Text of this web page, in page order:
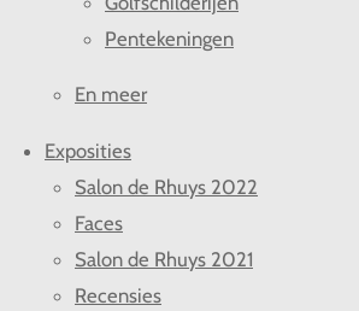
Pentekeningen
En meer
Exposities
Salon de Rhuys 2022
Faces
Salon de Rhuys 2021
Recensies